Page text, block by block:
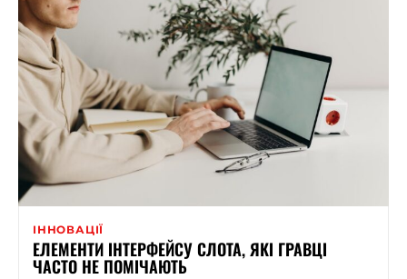
ІННОВАЦІЇ
ЕЛЕМЕНТИ ІНТЕРФЕЙСУ СЛОТА, ЯКІ ГРАВЦІ
ЧАСТО НЕ ПОМІЧАЮТЬ